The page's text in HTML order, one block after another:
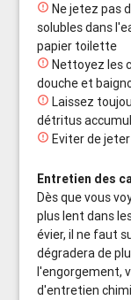
 Ne jetez pas
solubles dans
papier toilette
 Nettoyez les
douche et
 Laissez
détritus
 Eviter de
Entretien des
Dès que vous
plus lent dans
évier, il ne faut
dégradera de
l'engorgement,
d'entretien